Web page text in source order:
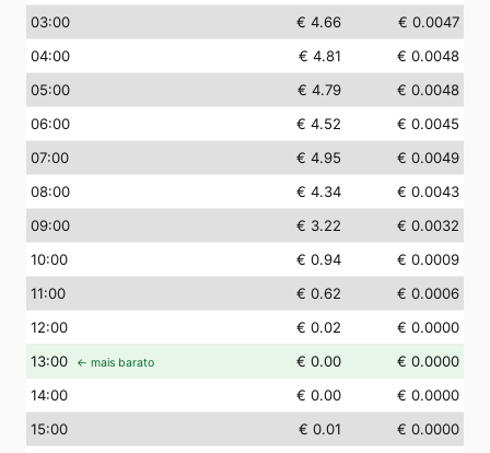
03:00 € 4.66
€ 0.0047
04:00 € 4.81
€ 0.0048
05:00 € 4.79
€ 0.0048
06:00 € 4.52
€ 0.0045
07:00 € 4.95
€ 0.0049
08:00 € 4.34
€ 0.0043
09:00 € 3.22
€ 0.0032
10:00 € 0.94
€ 0.0009
11:00 € 0.62
€ 0.0006
12:00 € 0.02
€ 0.0000
13:00 ← mais barato € 0.00
€ 0.0000
14:00 € 0.00
€ 0.0000
15:00 € 0.01
€ 0.0000